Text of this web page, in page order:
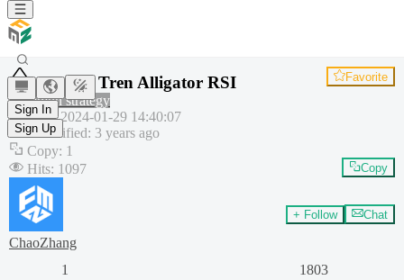
Sign In
Sign Up
Strategi Tren Alligator RSI Favorite
Common strategy
Created:2024-01-29 14:40:07
Last modified: 3 years ago
Copy: 1
Hits: 1097 Copy
ChaoZhang
+ Follow Chat
1 1803